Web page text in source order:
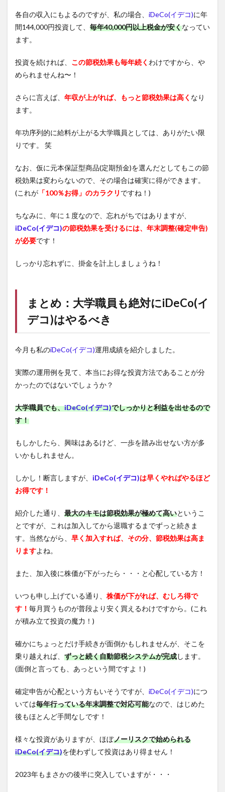
各自の収入にもよるのですが、私の場合、 iDeCo(イデコ)に年
間144,000円投資して、 毎年40,000円以上税金が安くなってい
ます。
投資を続ければ、 この節税効果も毎年続く わけですから、や
められませんね〜！
さらに言えば、 年収が上がれば、もっと節税効果は高く なり
ます。
年功序列的に給料が上がる大学職員としては、ありがたい限
りです。 笑
なお、仮に元本保証型商品(定期預金)を選んだとしてもこの節
税効果は変わらないので、その場合は確実に得ができます。
(これが 「100％お得」のカラクリ ですね！)
ちなみに、年に１度なので、忘れがちではありますが、
iDeCo(イデコ)の節税効果を受けるには、年末調整(確定申告)
が必要です！
しっかり忘れずに、掛金を計上しましょうね！
まとめ：大学職員も絶対にiDeCo(イ
デコ)はやるべき
今月も私のiDeCo(イデコ)運用成績を紹介しました。
実際の運用例を見て、本当にお得な投資方法であることが分
かったのではないでしょうか？
大学職員でも、iDeCo(イデコ)でしっかりと利益を出せるので
す！
もしかしたら、興味はあるけど、一歩を踏み出せない方が多
いかもしれません。
しかし！断言しますが、 iDeCo(イデコ)は早くやればやるほど
お得です！
紹介した通り、 最大のキモは節税効果が極めて高いというこ
とですが、これは加入してから退職するまでずっと続きま
す。当然ながら、 早く加入すれば、その分、節税効果は高ま
りますよね。
また、加入後に株価が下がったら・・・と心配している方！
いつも申し上げている通り、 株価が下がれば、むしろ得で
す！ 毎月買うものが普段より安く買えるわけですから。(これ
が積み立て投資の魔力！)
確かにちょっとだけ手続きが面倒かもしれませんが、そこを
乗り越えれば、 ずっと続く自動節税システムが完成します。
(面倒と言っても、あっという間ですよ！)
確定申告が心配という方もいそうですが、 iDeCo(イデコ)につ
いては毎年行っている年末調整で対応可能なので、はじめた
後もほとんど手間なしです！
様々な投資がありますが、ほぼノーリスクで始められる
iDeCo(イデコ)を使わずして投資はあり得ません！
2023年もまさかの後半に突入していますが・・・